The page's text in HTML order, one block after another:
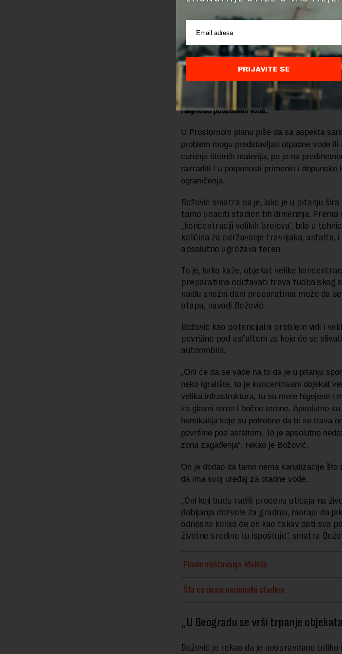
Prostorni plan će se sprovoditi direktno
namene, izuzev saobraćajne površine –
Objekat velike koncentracije,
Područje Prostornog plana nalazi se u široj
(zona III). U planu piše da je najveći deo u zoni
jedan manji (dve zone duž istočne granice
ranjivosti podzemnih voda.
U Prostornom planu piše da sa aspekta
problem mogu predstavljati otpadne vode
curenja štetnih materija, pa je na
razraditi i u potpunosti primeniti i dopunske
ograničenja.
Božović smatra da je, iako je u pitanju
tamo ubaciti stadion tih dimenzija. Prema
„koncentraciji velikih brojeva“, bilo u
količina za održavanje travnjaka, asfalta,
apsolutno ugrožava teren.
To je, kako kaže, objekat velike
preparatima održavati trava fudbalskog
naiđu snežni dani preparatima može da
otapa, navodi Božović.
Božović kao potencijalni problem vidi i
površine pod asfaltom za koje će se
automobila.
„Oni će da se vade na to da je u pitanju
neko igralište, to je koncentrisani objekat
velika infrastruktura, tu su mere higejene i
za glavni teren i bočne terene. Apsolutno
hemikalija koje su potrebne da bi se trava
površine pod asfaltom. To je apsolutno
zona zagađenja“, rekao je Božović.
On je dodao da tamo nema kanalizacije što
da ima svoj uređaj za otadne vode.
„Oni koji budu radili procenu uticaja na
dobijanja dozvole za gradnju, moraju da
odnosno koliko će on kao takav dati sva
životne sredine tu ispoštuje“, smatra
Finale uništavanja Makiša
Šta će nama nacionalni stadion
„U Beogradu se vrši trpanje
Božović je rekao da je neopravdano
PRIJAVITE SE